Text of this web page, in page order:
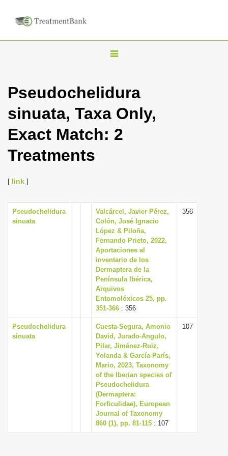
T
g
l
n
a
t
i
o
n
Pseudochelidura
sinuata, Taxa Only,
Exact Match: 2
Treatments
[ link ]
Pseudochelidura
sinuata
Valcárcel, Javier Pérez,
Colón, José Ignacio
López & Piloña,
Fernando Prieto, 2022,
Aportaciones al
inventario de los
Dermaptera de la
Península Ibérica,
Arquivos
Entomolóxicos 25, pp.
351-366 : 356
356
Pseudochelidura
sinuata
Cuesta-Segura, Amonio
David, Jurado-Angulo,
Pilar, Jiménez-Ruiz,
Yolanda & García-París,
Mario, 2023, Taxonomy
of the Iberian species of
Pseudochelidura
(Dermaptera:
Forficulidae), European
Journal of Taxonomy
860 (1), pp. 81-115 : 107
107